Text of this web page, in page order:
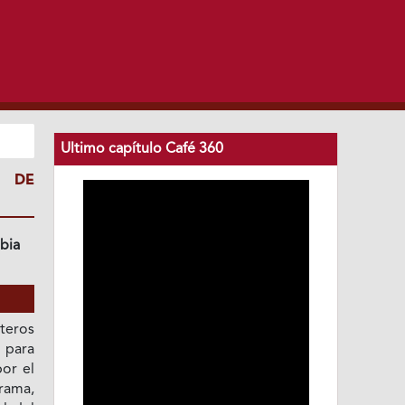
DE
para
el
Ultimo capítulo Café 360